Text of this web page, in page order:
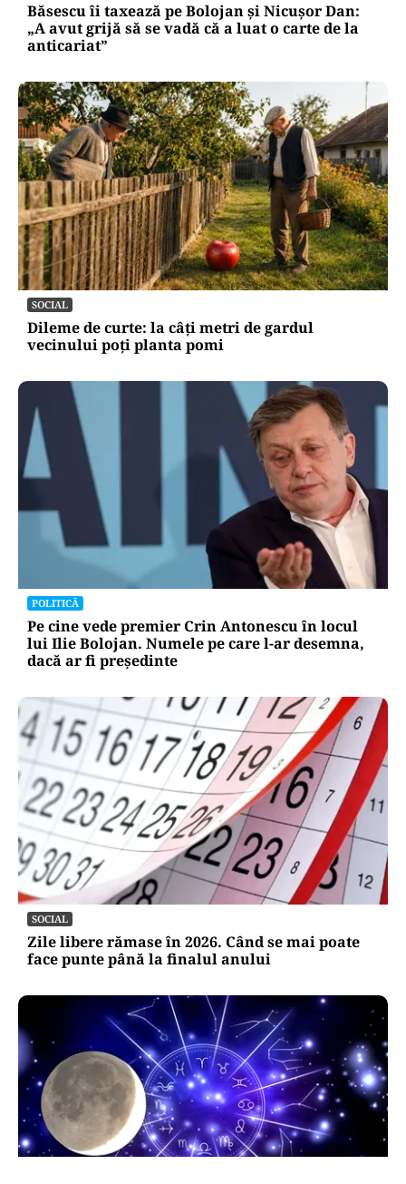
Băsescu îi taxează pe Bolojan și Nicușor Dan:
„A avut grijă să se vadă că a luat o carte de la
anticariat”
SOCIAL
Dileme de curte: la câți metri de gardul
vecinului poți planta pomi
POLITICĂ
Pe cine vede premier Crin Antonescu în locul
lui Ilie Bolojan. Numele pe care l-ar desemna,
dacă ar fi președinte
SOCIAL
Zile libere rămase în 2026. Când se mai poate
face punte până la finalul anului